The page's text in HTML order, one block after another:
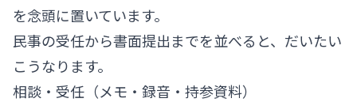
を念頭に置いています。
民事の受任から書面提出までを並べると、だいたい
こうなります。
相談・受任（メモ・録音・持参資料）